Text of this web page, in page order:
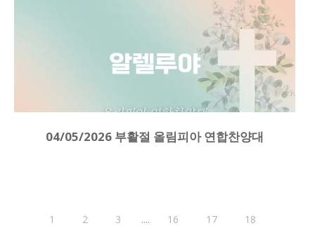
04/05/2026 부활절 올림피아 연합찬양대
1 2 3 .... 16 17 18